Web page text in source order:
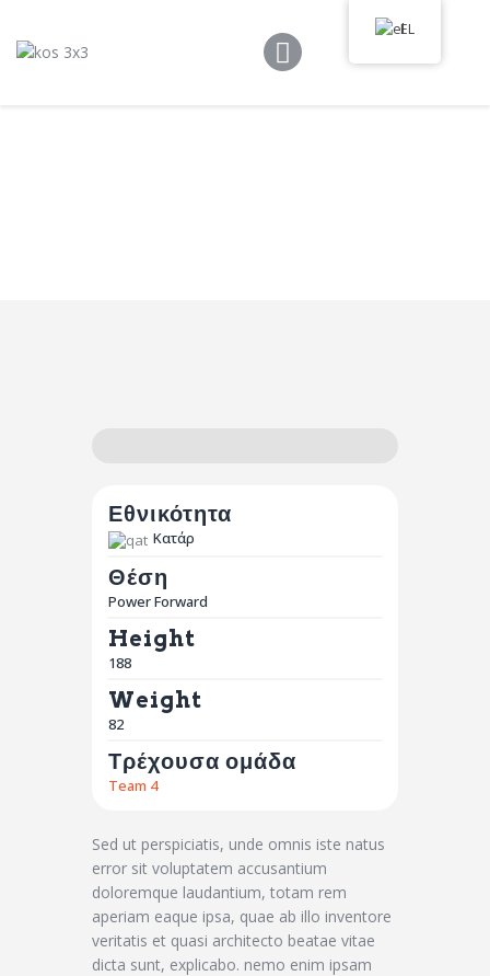
Κανόνες Παιχνιδιού
Εθνικότητα
Κατάρ
Θέση
Power Forward
Height
188
Weight
82
Τρέχουσα ομάδα
Team 4
Sed ut perspiciatis, unde omnis iste natus
error sit voluptatem accusantium
doloremque laudantium, totam rem
aperiam eaque ipsa, quae ab illo inventore
veritatis et quasi architecto beatae vitae
dicta sunt, explicabo. nemo enim ipsam
EL